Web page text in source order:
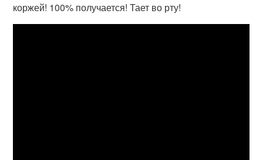
коржей! 100% получается! Тает во рту!